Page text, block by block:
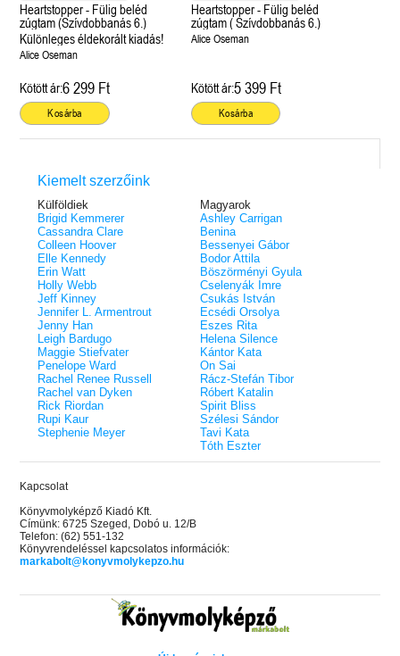
Heartstopper - Fülig beléd
zúgtam (Szívdobbanás 6.)
Különleges éldekorált kiadás!
Alice Oseman
Kötött ár:6 299 Ft
Kosárba
Heartstopper - Fülig beléd
zúgtam ( Szívdobbanás 6.)
Alice Oseman
Kötött ár:5 399 Ft
Kosárba
Kiemelt szerzőink
Külföldiek
Brigid Kemmerer
Cassandra Clare
Colleen Hoover
Elle Kennedy
Erin Watt
Holly Webb
Jeff Kinney
Jennifer L. Armentrout
Jenny Han
Leigh Bardugo
Maggie Stiefvater
Penelope Ward
Rachel Renee Russell
Rachel van Dyken
Rick Riordan
Rupi Kaur
Stephenie Meyer
Magyarok
Ashley Carrigan
Benina
Bessenyei Gábor
Bodor Attila
Böszörményi Gyula
Cselenyák Imre
Csukás István
Ecsédi Orsolya
Eszes Rita
Helena Silence
Kántor Kata
On Sai
Rácz-Stefán Tibor
Róbert Katalin
Spirit Bliss
Szélesi Sándor
Tavi Kata
Tóth Eszter
Kapcsolat
Könyvmolyképző Kiadó Kft.
Címünk: 6725 Szeged, Dobó u. 12/B
Telefon: (62) 551-132
Könyvrendeléssel kapcsolatos információk:
markabolt@konyvmolykepzo.hu